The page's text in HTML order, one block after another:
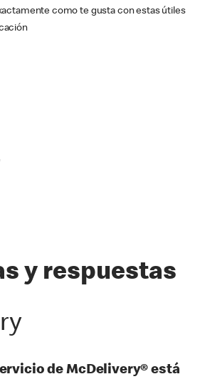
como te gusta con estas útiles
y respuestas
de McDelivery® está